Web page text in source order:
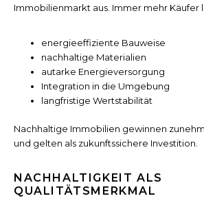
Immobilienmarkt aus. Immer mehr Käufer
energieeffiziente Bauweise
nachhaltige Materialien
autarke Energieversorgung
Integration in die Umgebung
langfristige Wertstabilität
Nachhaltige Immobilien gewinnen
und gelten als zukunftssichere Investition.
NACHHALTIGKEIT ALS
QUALITÄTSMERKMAL